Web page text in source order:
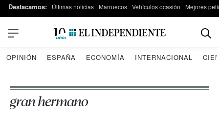
Destacamos: Últimas noticias Marruecos Vehículos ocasión Mejores
OPINIÓN ESPAÑA ECONOMÍA INTERNACIONAL
gran hermano